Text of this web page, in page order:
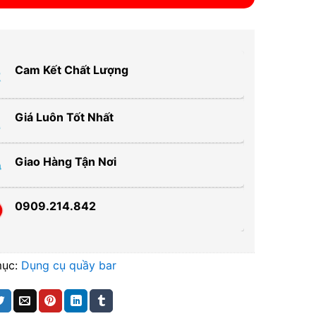
Cam Kết Chất Lượng
Giá Luôn Tốt Nhất
Giao Hàng Tận Nơi
0909.214.842
Dụng cụ quầy bar